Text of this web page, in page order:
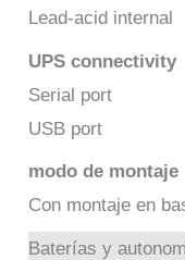
Lead-acid internal
UPS connectivity
Serial port
USB port
modo de montaje
Con montaje en
Baterías y